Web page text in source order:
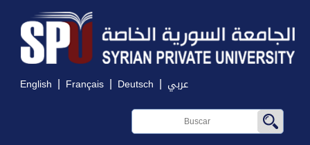
English | Français | Deutsch | عربي